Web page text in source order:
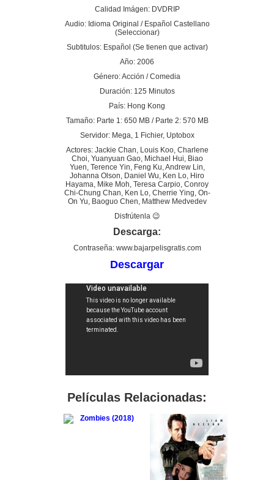
Calidad Imágen: DVDRIP
Audio: Idioma Original / Español Castellano
(Seleccionar)
Subtitulos: Español (Se tienen que activar)
Año: 2006
Género: Acción / Comedia
Duración: 125 Minutos
País: Hong Kong
Tamaño: Parte 1: 650 MB / Parte 2: 570 MB
Servidor: Mega, 1 Fichier, Uptobox
Actores: Jackie Chan, Louis Koo, Charlene
Choi, Yuanyuan Gao, Michael Hui, Biao
Yuen, Terence Yin, Feng Ku, Andrew Lin,
Johanna Olson, Daniel Wu, Ken Lo, Hiro
Hayama, Mike Moh, Teresa Carpio, Conroy
Chi-Chung Chan, Ken Lo, Cherrie Ying, On-
On Yu, Baoguo Chen, Matthew Medvedev
Disfrútenla 😉
Descarga:
Contraseña: www.bajarpelisgratis.com
Descargar
Películas Relacionadas: